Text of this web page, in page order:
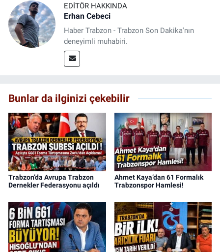
EDITÖR HAKKINDA
Erhan Cebeci
Haber Trabzon - Trabzon Son Dakika'nın
deneyimli muhabiri.
Bunlar da ilginizi çekebilir
Trabzon’da Avrupa Trabzon
Dernekler Federasyonu açıldı
Ahmet Kaya’dan 61 Formalık
Trabzonspor Hamlesi!